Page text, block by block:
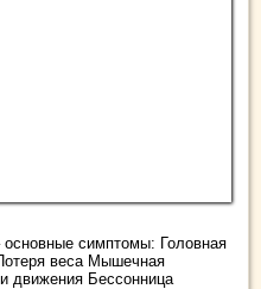
симптомы: Головная
веса Мышечная
движения Бессонница